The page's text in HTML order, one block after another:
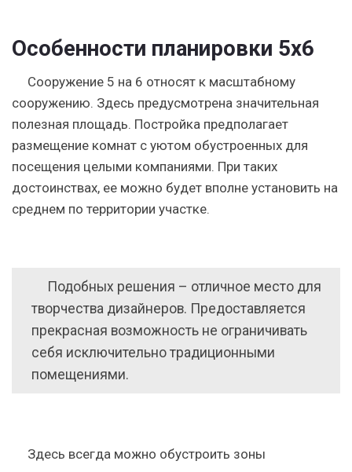
Особенности планировки 5х6
Сооружение 5 на 6 относят к масштабному
сооружению. Здесь предусмотрена значительная
полезная площадь. Постройка предполагает
размещение комнат с уютом обустроенных для
посещения целыми компаниями. При таких
достоинствах, ее можно будет вполне установить на
среднем по территории участке.
Подобных решения – отличное место для
творчества дизайнеров. Предоставляется
прекрасная возможность не ограничивать
себя исключительно традиционными
помещениями.
Здесь всегда можно обустроить зоны